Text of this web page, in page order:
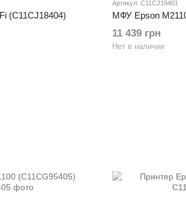
(C11CJ18404)
Артикул: C11CJ19401
МФУ Epson
11 439 грн
Нет в наличии